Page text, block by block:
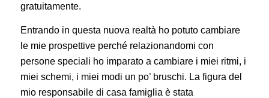
gratuitamente.
Entrando in questa nuova realtà ho potuto cambiare
le mie prospettive perché relazionandomi con
persone speciali ho imparato a cambiare i miei ritmi, i
miei schemi, i miei modi un po’ bruschi. La figura del
mio responsabile di casa famiglia è stata